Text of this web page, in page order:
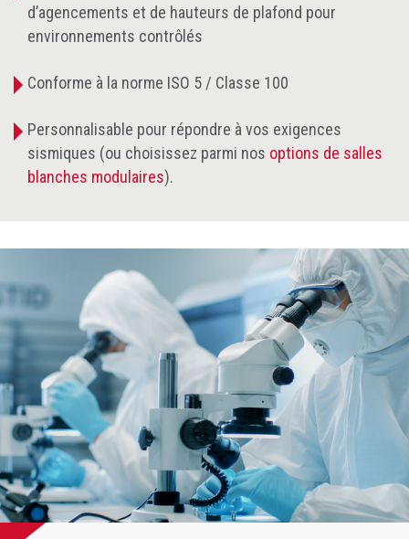
d’agencements et de hauteurs de plafond pour
environnements contrôlés
Conforme à la norme ISO 5 / Classe 100
Personnalisable pour répondre à vos exigences
sismiques (ou choisissez parmi nos options de salles
blanches modulaires).